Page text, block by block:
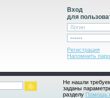
Вход
для
Регистрация
Напомнить
Не нашли
заданы
разделу Помощь